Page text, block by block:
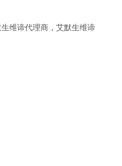
维谛代理商，艾默生维谛